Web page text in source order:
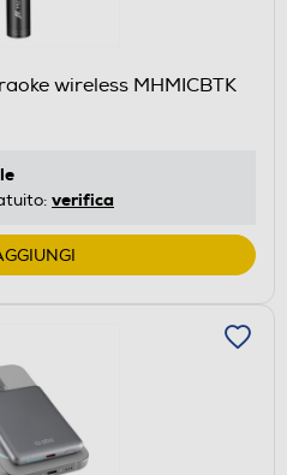
wireless MHMICBTK
verifica